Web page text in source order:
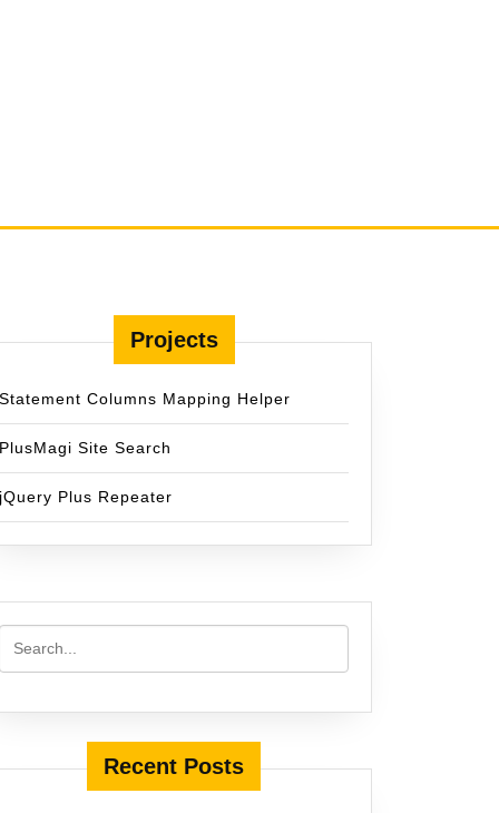
Projects
Statement Columns Mapping Helper
PlusMagi Site Search
jQuery Plus Repeater
Recent Posts